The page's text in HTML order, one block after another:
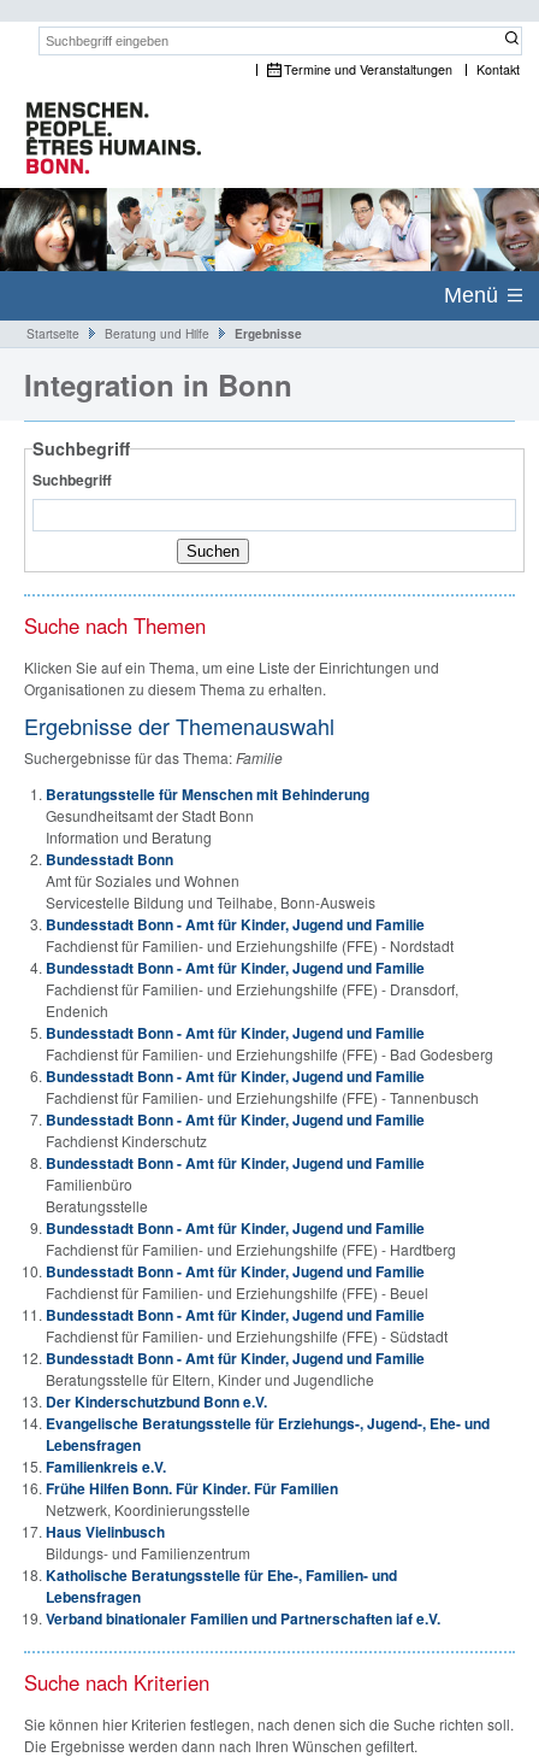
Suchwort:
Termine und Veranstaltungen Kontakt
Menü
Startseite Beratung und Hilfe Ergebnisse
Integration in Bonn
Suchbegriff
Suchbegriff
Suche nach Themen
Klicken Sie auf ein Thema, um eine Liste der Einrichtungen und
Organisationen zu diesem Thema zu erhalten.
Ergebnisse der Themenauswahl
Suchergebnisse für das Thema:Familie
Beratungsstelle für Menschen mit Behinderung
Gesundheitsamt der Stadt Bonn
Information und Beratung
Bundesstadt Bonn
Amt für Soziales und Wohnen
Servicestelle Bildung und Teilhabe, Bonn-Ausweis
Bundesstadt Bonn - Amt für Kinder, Jugend und Familie
Fachdienst für Familien- und Erziehungshilfe (FFE) - Nordstadt
Bundesstadt Bonn - Amt für Kinder, Jugend und Familie
Fachdienst für Familien- und Erziehungshilfe (FFE) - Dransdorf,
Endenich
Bundesstadt Bonn - Amt für Kinder, Jugend und Familie
Fachdienst für Familien- und Erziehungshilfe (FFE) - Bad Godesberg
Bundesstadt Bonn - Amt für Kinder, Jugend und Familie
Fachdienst für Familien- und Erziehungshilfe (FFE) - Tannenbusch
Bundesstadt Bonn - Amt für Kinder, Jugend und Familie
Fachdienst Kinderschutz
Bundesstadt Bonn - Amt für Kinder, Jugend und Familie
Familienbüro
Beratungsstelle
Bundesstadt Bonn - Amt für Kinder, Jugend und Familie
Fachdienst für Familien- und Erziehungshilfe (FFE) - Hardtberg
Bundesstadt Bonn - Amt für Kinder, Jugend und Familie
Fachdienst für Familien- und Erziehungshilfe (FFE) - Beuel
Bundesstadt Bonn - Amt für Kinder, Jugend und Familie
Fachdienst für Familien- und Erziehungshilfe (FFE) - Südstadt
Bundesstadt Bonn - Amt für Kinder, Jugend und Familie
Beratungsstelle für Eltern, Kinder und Jugendliche
Der Kinderschutzbund Bonn e.V.
Evangelische Beratungsstelle für Erziehungs-, Jugend-, Ehe- und
Lebensfragen
Familienkreis e.V.
Frühe Hilfen Bonn. Für Kinder. Für Familien
Netzwerk, Koordinierungsstelle
Haus Vielinbusch
Bildungs- und Familienzentrum
Katholische Beratungsstelle für Ehe-, Familien- und
Lebensfragen
Verband binationaler Familien und Partnerschaften iaf e.V.
Suche nach Kriterien
Sie können hier Kriterien festlegen, nach denen sich die Suche richten soll.
Die Ergebnisse werden dann nach Ihren Wünschen gefiltert.